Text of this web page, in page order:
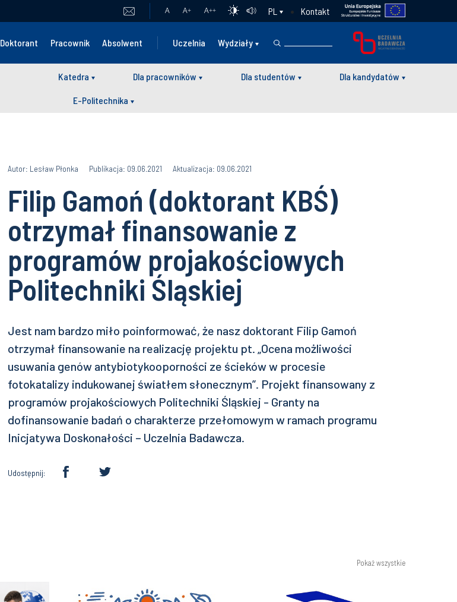
A A+ A++ PL Kontakt
Doktorant Pracownik Absolwent Uczelnia Wydziały
Katedra Dla pracowników Dla studentów Dla kandydatów
E-Politechnika
Autor: Lesław Płonka Publikacja: 09.06.2021 Aktualizacja: 09.06.2021
Filip Gamoń (doktorant KBŚ)
otrzymał finansowanie z
programów projakościowych
Politechniki Śląskiej
Jest nam bardzo miło poinformować, że nasz doktorant Filip Gamoń
otrzymał finansowanie na realizację projektu pt. „Ocena możliwości
usuwania genów antybiotykooporności ze ścieków w procesie
fotokatalizy indukowanej światłem słonecznym”. Projekt finansowany z
programów projakościowych Politechniki Śląskiej - Granty na
dofinansowanie badań o charakterze przełomowym w ramach programu
Inicjatywa Doskonałości – Uczelnia Badawcza.
Udostępnij:
Pokaż wszystkie